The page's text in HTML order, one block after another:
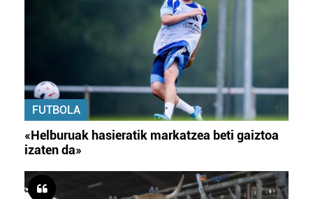
FUTBOLA
«Helburuak hasieratik markatzea beti gaiztoa
izaten da»